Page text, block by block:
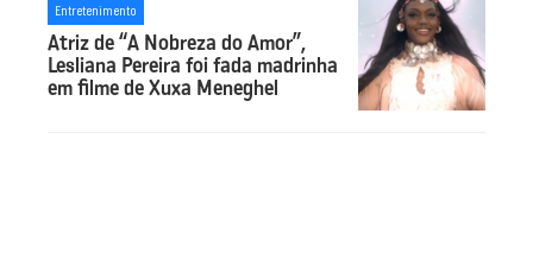
Entretenimento
Atriz de “A Nobreza do Amor”,
Lesliana Pereira foi fada madrinha
em filme de Xuxa Meneghel